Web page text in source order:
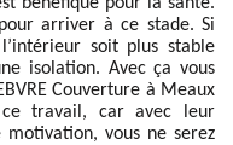
arriver à ce stade. Si
soit plus stable
isolation. Avec ça vous
Couverture à Meaux
travail, car avec leur
vous ne serez